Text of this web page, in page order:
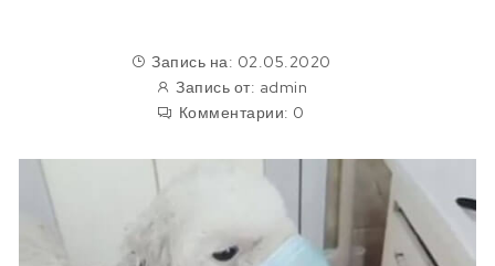
Запись на: 02.05.2020
Запись от: admin
Комментарии: 0